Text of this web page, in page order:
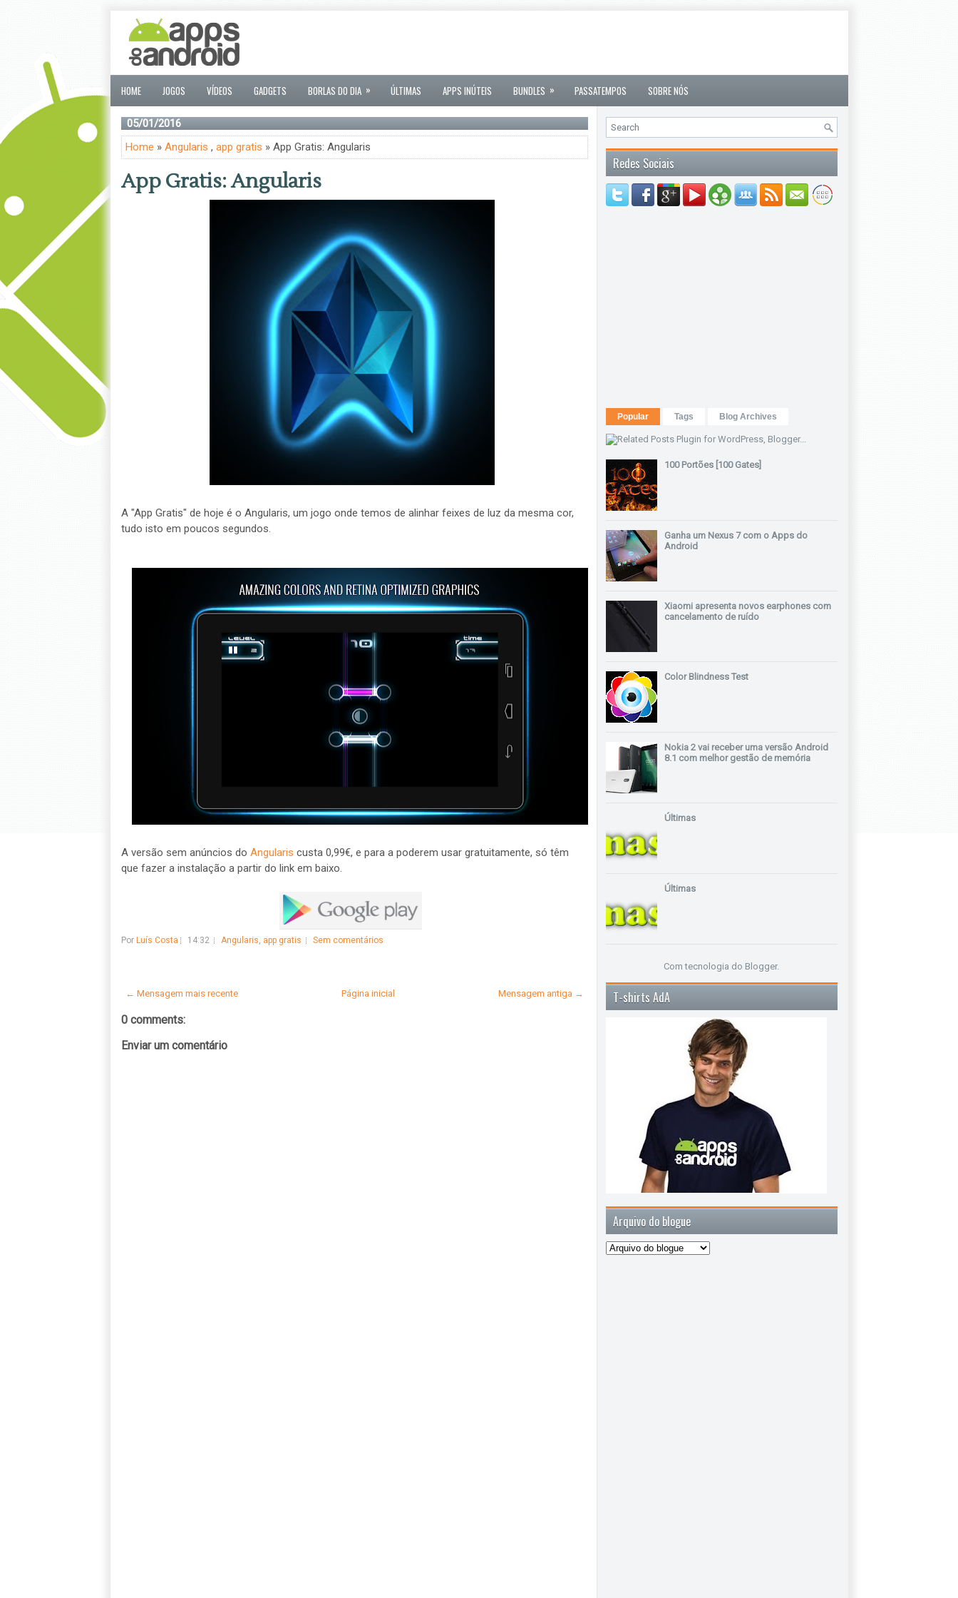
HOME JOGOS VÍDEOS GADGETS BORLAS DO DIA » ÚLTIMAS APPS INÚTEIS BUNDLES » PASSATEMPOS SOBRE NÓS
05/01/2016
Home » Angularis , app gratis » App Gratis: Angularis
App Gratis: Angularis
A "App Gratis" de hoje é o Angularis, um jogo onde temos de alinhar feixes de luz da mesma cor,
tudo isto em poucos segundos.
A versão sem anúncios do Angularis custa 0,99€, e para a poderem usar gratuitamente, só têm
que fazer a instalação a partir do link em baixo.
Por Luís Costa 14:32 Angularis, app gratis Sem comentários
← Mensagem mais recente Mensagem antiga →
Página inicial
0 comments:
Enviar um comentário
Redes Sociais
Popular Tags Blog Archives
100 Portões [100 Gates]
Ganha um Nexus 7 com o Apps do
Android
Xiaomi apresenta novos earphones com
cancelamento de ruído
Color Blindness Test
Nokia 2 vai receber uma versão Android
8.1 com melhor gestão de memória
Últimas
Últimas
Com tecnologia do Blogger.
T-shirts AdA
Arquivo do blogue